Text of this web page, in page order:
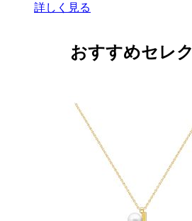
詳しく見る
おすすめセレ